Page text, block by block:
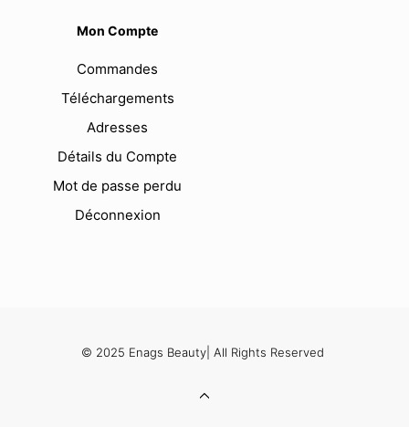
Mon Compte
Commandes
Téléchargements
Adresses
Détails du Compte
Mot de passe perdu
Déconnexion
© 2025 Enags Beauty| All Rights Reserved